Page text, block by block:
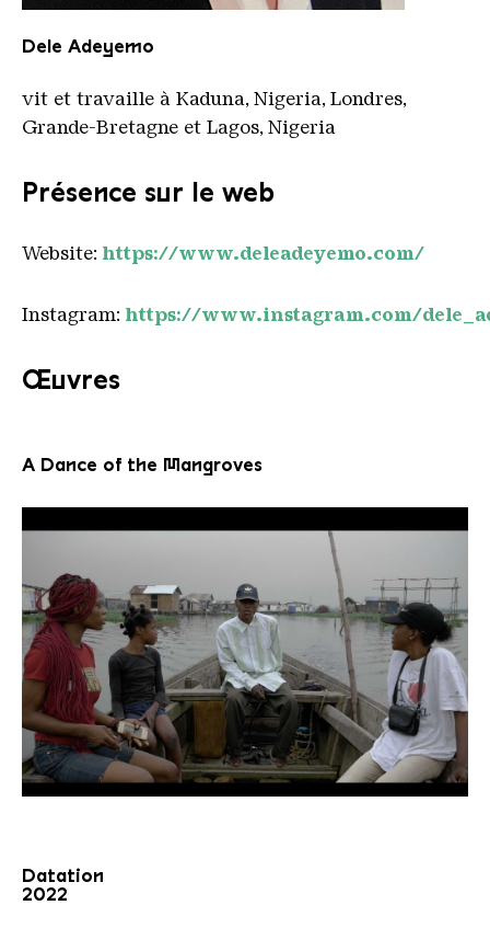
Dele Adeyemo
Copyright: Dele Adeyemo
Dele Adeyemo
vit et travaille à Kaduna, Nigeria, Londres,
Grande-Bretagne et Lagos, Nigeria
Présence sur le web
Website: https://www.deleadeyemo.com/
Instagram: https://www.instagram.com/
Œuvres
A Dance of the Mangroves
Datation
2022